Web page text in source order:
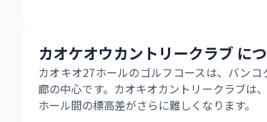
カオケオウカントリークラブ に
カオキオ27ホールのゴルフコースは、バン
廊の中心です。カオキオカントリークラブは
ホール間の標高差がさらに難しくなります。